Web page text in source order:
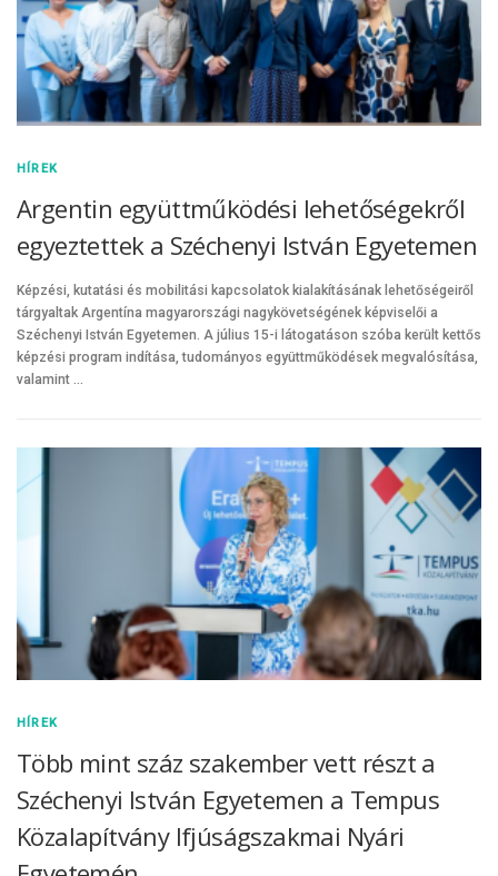
HÍREK
Argentin együttműködési lehetőségekről
egyeztettek a Széchenyi István Egyetemen
Képzési, kutatási és mobilitási kapcsolatok kialakításának lehetőségeiről
tárgyaltak Argentína magyarországi nagykövetségének képviselői a
Széchenyi István Egyetemen. A július 15-i látogatáson szóba került kettős
képzési program indítása, tudományos együttműködések megvalósítása,
valamint …
HÍREK
Több mint száz szakember vett részt a
Széchenyi István Egyetemen a Tempus
Közalapítvány Ifjúságszakmai Nyári